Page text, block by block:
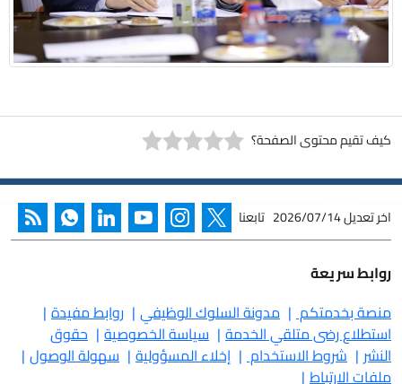
كيف تقيم محتوى الصفحة؟
اخر تعديل2026/07/14 تابعنا
روابط سريعة
منصة بخدمتكم مدونة السلوك الوظيفي
روابط مفيدة
استطلاع رضى متلقي الخدمة سياسة الخصوصية حقوق
النشر شروط الاستخدام إخلاء المسؤولية سهولة الوصول
ملفات الارتباط